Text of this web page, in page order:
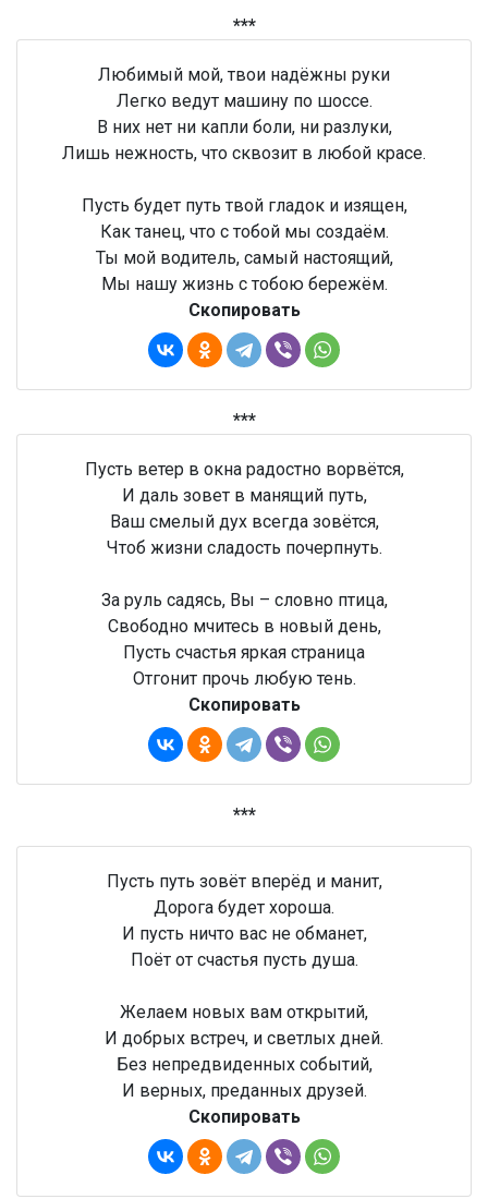
***
Любимый мой, твои надёжны руки
Легко ведут машину по шоссе.
В них нет ни капли боли, ни разлуки,
Лишь нежность, что сквозит в любой красе.
Пусть будет путь твой гладок и изящен,
Как танец, что с тобой мы создаём.
Ты мой водитель, самый настоящий,
Мы нашу жизнь с тобою бережём.
Скопировать
***
Пусть ветер в окна радостно ворвётся,
И даль зовет в манящий путь,
Ваш смелый дух всегда зовётся,
Чтоб жизни сладость почерпнуть.
За руль садясь, Вы – словно птица,
Свободно мчитесь в новый день,
Пусть счастья яркая страница
Отгонит прочь любую тень.
Скопировать
***
Пусть путь зовёт вперёд и манит,
Дорога будет хороша.
И пусть ничто вас не обманет,
Поёт от счастья пусть душа.
Желаем новых вам открытий,
И добрых встреч, и светлых дней.
Без непредвиденных событий,
И верных, преданных друзей.
Скопировать